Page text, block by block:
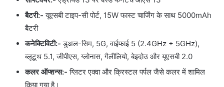
बैटरी:- यूएसबी टाइप-सी पोर्ट, 15W फास्ट चार्जिंग के साथ 5000mAh
बैटरी
कनेक्टिविटी:- डुअल-सिम, 5G, वाईफाई 5 (2.4GHz + 5GHz),
ब्लूटूथ 5.1, जीपीएस, ग्लोनास, गैलीलियो, बेइदोउ और यूएसबी 2.0
कलर ऑप्शन्स:- ग्लिटर एक्वा और क्रिस्टल पर्पल जैसे कलर में शामिल
किया गया है।